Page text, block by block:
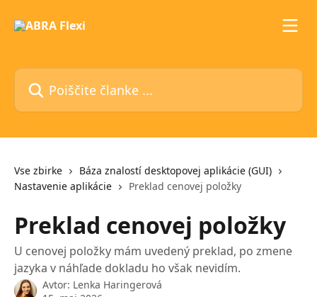
Poiščite članke ...
Vse zbirke
Báza znalostí desktopovej aplikácie (GUI)
Nastavenie aplikácie
Preklad cenovej položky
Preklad cenovej položky
U cenovej položky mám uvedený preklad, po zmene
jazyka v náhľade dokladu ho však nevidím.
Avtor: Lenka Haringerová